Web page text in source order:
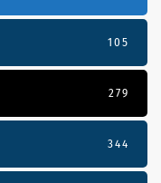
105
279
344